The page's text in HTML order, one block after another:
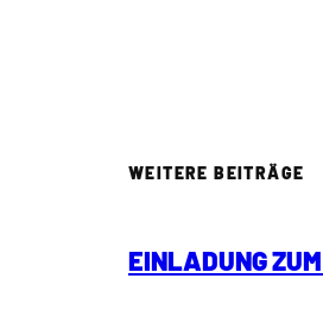
WEITERE BEITRÄGE
EINLADUNG